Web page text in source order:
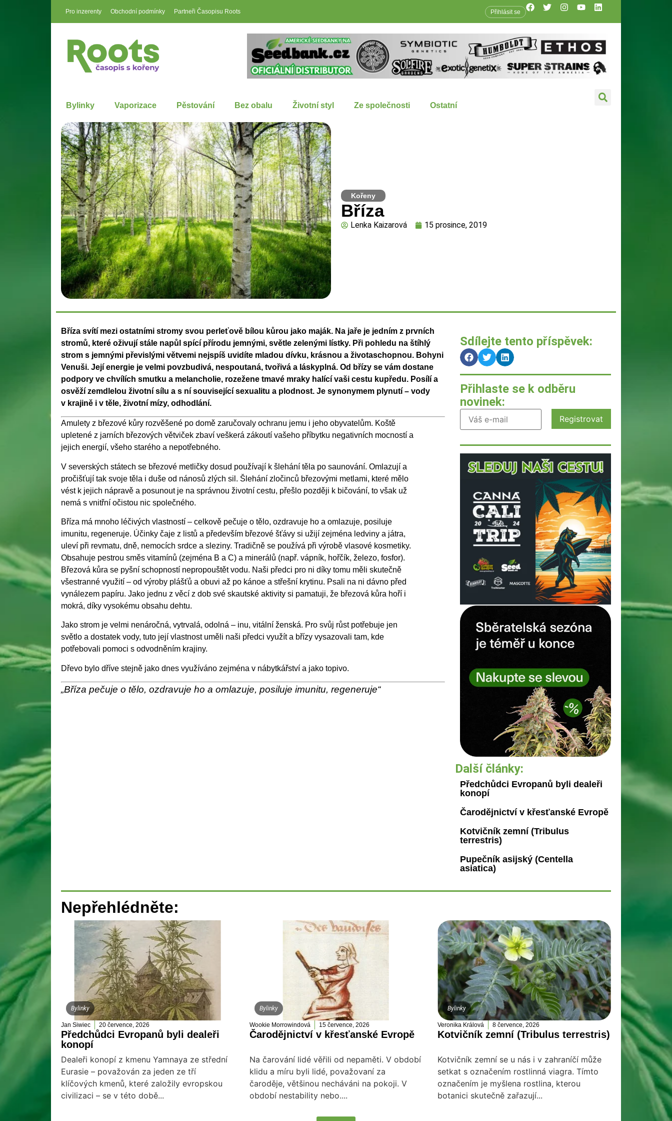
Pro inzerenty Obchodní podmínky Partneři Časopisu Roots Přihlásit se
Bylinky Vaporizace Pěstování Bez obalu Životní styl Ze společnosti Ostatní
Kořeny
Bříza
Lenka Kaizarová 15 prosince, 2019
Bříza svítí mezi ostatními stromy svou perleťově bílou kůrou jako maják. Na jaře je jedním z prvních
stromů, které oživují stále napůl spící přírodu jemnými, světle zelenými lístky. Při pohledu na štíhlý
strom s jemnými převislými větvemi nejspíš uvidíte mladou dívku, krásnou a životaschopnou. Bohyni
Venuši. Její energie je velmi povzbudivá, nespoutaná, tvořivá a láskyplná. Od břízy se vám dostane
podpory ve chvílích smutku a melancholie, rozežene tmavé mraky halící vaši cestu kupředu. Posílí a
osvěží zemdlelou životní sílu a s ní související sexualitu a plodnost. Je synonymem plynutí – vody
v krajině i v těle, životní mízy, odhodlání.
Amulety z březové kůry rozvěšené po domě zaručovaly ochranu jemu i jeho obyvatelům. Koště
upletené z jarních březových větviček zbaví veškerá zákoutí vašeho příbytku negativních mocností a
jejich energií, všeho starého a nepotřebného.
V severských státech se březové metličky dosud používají k šlehání těla po saunování. Omlazují a
pročišťují tak svoje těla i duše od nánosů zlých sil. Šlehání zločinců březovými metlami, které mělo
vést k jejich nápravě a posunout je na správnou životní cestu, přešlo později k bičování, to však už
nemá s vnitřní očistou nic společného.
Bříza má mnoho léčivých vlastností – celkově pečuje o tělo, ozdravuje ho a omlazuje, posiluje
imunitu, regeneruje. Účinky čaje z listů a především březové šťávy si užijí zejména ledviny a játra,
uleví při revmatu, dně, nemocích srdce a sleziny. Tradičně se používá při výrobě vlasové kosmetiky.
Obsahuje pestrou směs vitamínů (zejména B a C) a minerálů (např. vápník, hořčík, železo, fosfor).
Březová kůra se pyšní schopností nepropouštět vodu. Naši předci pro ni díky tomu měli skutečně
všestranné využití – od výroby plášťů a obuvi až po kánoe a střešní krytinu. Psali na ni dávno před
vynálezem papíru. Jako jednu z věcí z dob své skautské aktivity si pamatuji, že březová kůra hoří i
mokrá, díky vysokému obsahu dehtu.
Jako strom je velmi nenáročná, vytrvalá, odolná – inu, vitální ženská. Pro svůj růst potřebuje jen
světlo a dostatek vody, tuto její vlastnost uměli naši předci využít a břízy vysazovali tam, kde
potřebovali pomoci s odvodněním krajiny.
Dřevo bylo dříve stejně jako dnes využíváno zejména v nábytkářství a jako topivo.
„Bříza pečuje o tělo, ozdravuje ho a omlazuje, posiluje imunitu, regeneruje“
Sdílejte tento příspěvek:
Přihlaste se k odběru
novinek:
Další články:
Předchůdci Evropanů byli dealeři
konopí
Čarodějnictví v křesťanské Evropě
Kotvičník zemní (Tribulus
terrestris)
Pupečník asijský (Centella
asiatica)
Nepřehlédněte:
Bylinky
Jan Siwiec 20 července, 2026
Předchůdci Evropanů byli dealeři
konopí
Dealeři konopí z kmenu Yamnaya ze střední
Eurasie – považován za jeden ze tří
klíčových kmenů, které založily evropskou
civilizaci – se v této době...
Bylinky
Wookie Morrowindová 15 července, 2026
Čarodějnictví v křesťanské Evropě
Na čarování lidé věřili od nepaměti. V období
klidu a míru byli lidé, považovaní za
čaroděje, většinou necháváni na pokoji. V
období nestability nebo....
Bylinky
Veronika Králová 8 července, 2026
Kotvičník zemní (Tribulus terrestris)
Kotvičník zemní se u nás i v zahraníčí může
setkat s označením rostlinná viagra. Tímto
označením je myšlena rostlina, kterou
botanici skutečně zařazují...